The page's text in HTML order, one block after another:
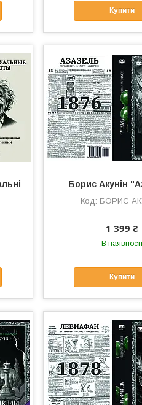
Купити
Борис Акунін
БОРИС
1 399 ₴
В наявності
Купити